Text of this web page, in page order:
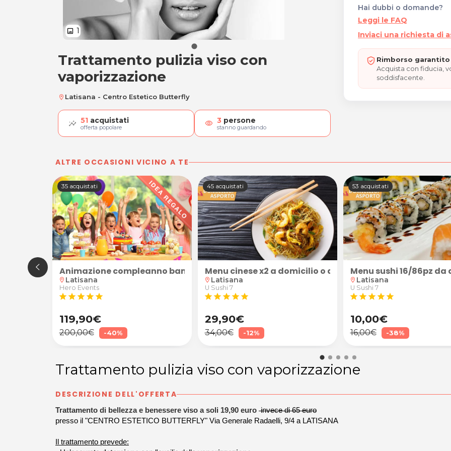
image 1
Trattamento pulizia viso con
Trattamento pulizia viso con
vaporizzazione
location_on Latisana - Centro Estetico Butterfly
51 acquistati
offerta popolare visibility 3 persone
stanno guardando
Hai dubbi o domande?
Leggi le FAQ
Inviaci una richiesta di
Rimborso
Acquista con fiducia,
soddisfacente.
ALTRE OCCASIONI VICINO A TE
35 acquistati
Animazione compleanno bambini
location_on Latisana
Hero Events
star star star star star
119,90€
200,00€ -40%
45 acquistati
Menu cinese x2 a domicilio o da asporto
location_on Latisana
U Sushi 7
star star star star star
29,90€
34,00€ -12%
53 acquistati
Menu sushi 16/86pz
location_on Latisana
U Sushi 7
star star star star star
10,00€
16,00€ -38%
Trattamento pulizia viso con vaporizzazione
DESCRIZIONE DELL'OFFERTA
Trattamento di bellezza e benessere viso a soli 19,90 euro invece di 65 euro
presso il "CENTRO ESTETICO BUTTERFLY" Via Generale Radaelli, 9/4 a LATISANA
Il trattamento prevede: